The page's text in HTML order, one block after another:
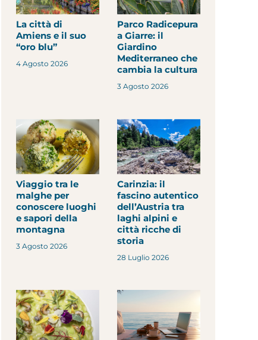
La città di
Amiens e il suo
“oro blu”
4 Agosto 2026
Parco Radicepura
a Giarre: il
Giardino
Mediterraneo che
cambia la cultura
3 Agosto 2026
Viaggio tra le
malghe per
conoscere luoghi
e sapori della
montagna
3 Agosto 2026
Carinzia: il
fascino autentico
dell’Austria tra
laghi alpini e
città ricche di
storia
28 Luglio 2026